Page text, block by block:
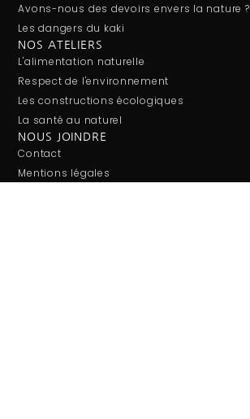
Avons-nous des devoirs envers la nature ?
Les dangers du kaki
NOS ATELIERS
L'alimentation naturelle
Respect de l'environnement
Les constructions écologiques
La santé au naturel
NOUS JOINDRE
Contact
Mentions légales